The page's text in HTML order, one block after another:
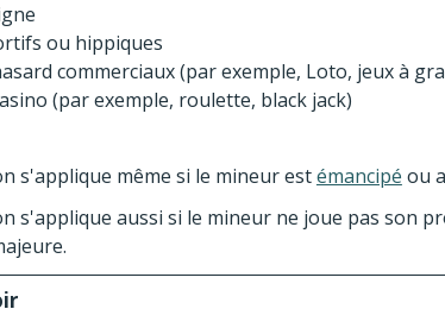
ou hippiques
commerciaux (par exemple, Loto, jeux à
(par exemple, roulette, black jack)
s'applique même si le mineur estémancipé ou
s'applique aussi si le mineur ne joue pas son